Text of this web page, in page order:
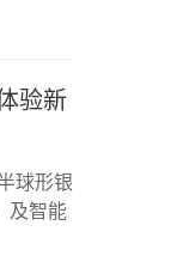
验新
球形银
及智能